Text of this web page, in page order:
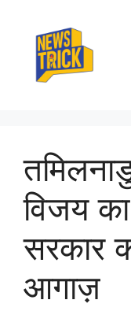
content
विजय
सरकार
आगाज़